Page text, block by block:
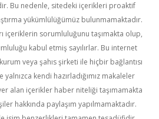
Bu nedenle, sitedeki içerikleri proaktif
yükümlülüğümüz bulunmamaktadır.
içeriklerin sorumluluğunu taşımakta olup,
kabul etmiş sayılırlar. Bu internet
veya şahıs şirketi ile hiçbir bağlantısı
kendi hazırladığımız makaleler
alan içerikler haber niteliği taşımamakta
hakkında paylaşım yapılmamaktadır.